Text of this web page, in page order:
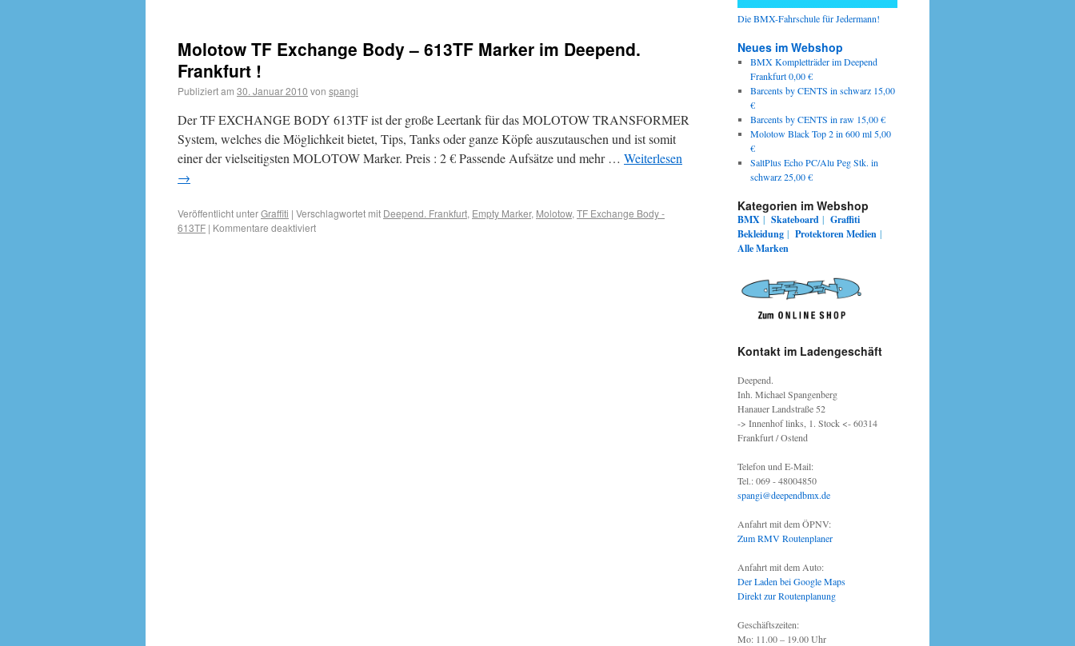
Molotow TF Exchange Body – 613TF Marker im Deepend.
Frankfurt !
Publiziert am 30. Januar 2010 von spangi
Der TF EXCHANGE BODY 613TF ist der große Leertank für das MOLOTOW TRANSFORMER
System, welches die Möglichkeit bietet, Tips, Tanks oder ganze Köpfe auszutauschen und ist somit
einer der vielseitigsten MOLOTOW Marker. Preis : 2 € Passende Aufsätze und mehr … Weiterlesen
→
Veröffentlicht unterGraffiti | Verschlagwortet mit Deepend. Frankfurt, Empty Marker, Molotow, TF Exchange Body -
613TF | Kommentare deaktiviert
Die BMX-Fahrschule für Jedermann!
Neues im Webshop
BMX Kompletträder im Deepend
Frankfurt 0,00 €
Barcents by CENTS in schwarz 15,00
€
Barcents by CENTS in raw 15,00 €
Molotow Black Top 2 in 600 ml 5,00
€
SaltPlus Echo PC/Alu Peg Stk. in
schwarz 25,00 €
Kategorien im Webshop
BMX | Skateboard | Graffiti
Bekleidung | ProtektorenMedien |
Alle Marken
Kontakt im Ladengeschäft
Deepend.
Inh. Michael Spangenberg
Hanauer Landstraße 52
-> Innenhof links, 1. Stock <- 60314
Frankfurt / Ostend
Telefon und E-Mail:
Tel.: 069 - 48004850
spangi@deependbmx.de
Anfahrt mit dem ÖPNV:
Zum RMV Routenplaner
Anfahrt mit dem Auto:
Der Laden bei Google Maps
Direkt zur Routenplanung
Geschäftszeiten:
Mo: 11.00 – 19.00 Uhr